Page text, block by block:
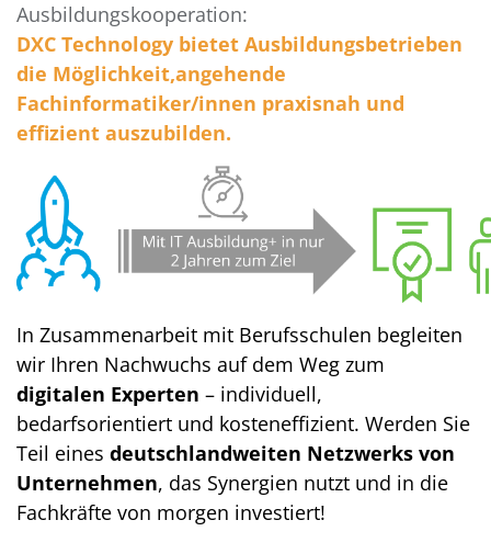
Ausbildungskooperation:
DXC Technology bietet Ausbildungsbetrieben
die Möglichkeit,angehende
Fachinformatiker/innen praxisnah und
effizient auszubilden.
In Zusammenarbeit mit Berufsschulen begleiten
wir Ihren Nachwuchs auf dem Weg zum
digitalen Experten – individuell,
bedarfsorientiert und kosteneffizient. Werden Sie
Teil eines deutschlandweiten Netzwerks von
Unternehmen, das Synergien nutzt und in die
Fachkräfte von morgen investiert!